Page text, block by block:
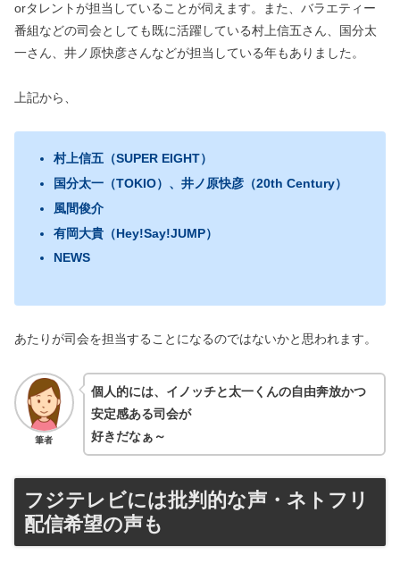
orタレントが担当していることが伺えます。また、バラエティー
番組などの司会としても既に活躍している村上信五さん、国分太
一さん、井ノ原快彦さんなどが担当している年もありました。
上記から、
村上信五（SUPER EIGHT）
国分太一（TOKIO）、井ノ原快彦（20th Century）
風間俊介
有岡大貴（Hey!Say!JUMP）
NEWS
あたりが司会を担当することになるのではないかと思われます。
筆者
個人的には、イノッチと太一くんの自由奔放かつ
安定感ある司会が
好きだなぁ～
フジテレビには批判的な声・ネトフリ
配信希望の声も